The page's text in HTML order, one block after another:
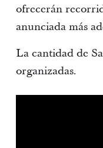
ofrecerán
anunciada más
La cantidad de
organizadas.